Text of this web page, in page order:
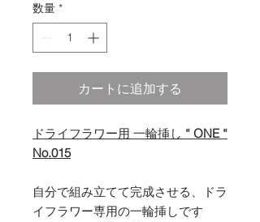
数量 *
カートに追加する
ドライフラワー用 一輪挿し “ ONE “
No.015
自分で組み立てて完成させる、ドラ
イフラワー専用の一輪挿しです